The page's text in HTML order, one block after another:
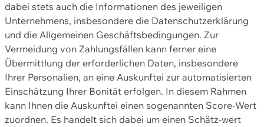
dabei stets auch die Informationen des jeweiligen
Unternehmens, insbesondere die Datenschutzerklärung
und die Allgemeinen Geschäftsbedingungen. Zur
Vermeidung von Zahlungsfällen kann ferner eine
Übermittlung der erforderlichen Daten, insbesondere
Ihrer Personalien, an eine Auskunftei zur automatisierten
Einschätzung Ihrer Bonität erfolgen. In diesem Rahmen
kann Ihnen die Auskunftei einen sogenannten Score-Wert
zuordnen. Es handelt sich dabei um einen Schätz-wert